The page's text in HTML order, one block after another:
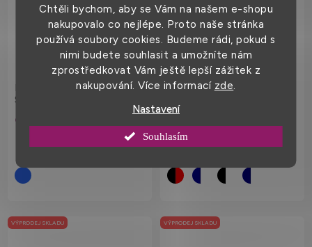
Chtěli bychom, aby se Vám na našem e-shopu
nakupovalo co nejlépe. Proto naše stránka
používá soubory cookies. Budeme rádi, pokud s
nimi budete souhlasit a umožníte nám
zprostředkovat Vám ještě lepší zážitek z
nakupování. Více informací zde
Nastavení
Souhlasím
Dámské proužkované tričko
Sailor ze 100% bavlny
od
Dámské pruhované triko s
209 Kč
VÝPRODEJ SKLADU VÝPRODEJ SKLADU